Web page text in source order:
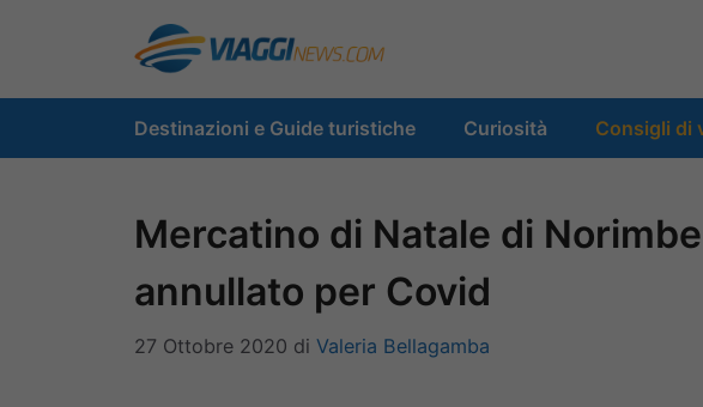
contenuto
Destinazioni e Guide turistiche Curiosità Consigli di
Mercatino di Natale di
annullato per Covid
27 Ottobre 2020 di Valeria Bellagamba